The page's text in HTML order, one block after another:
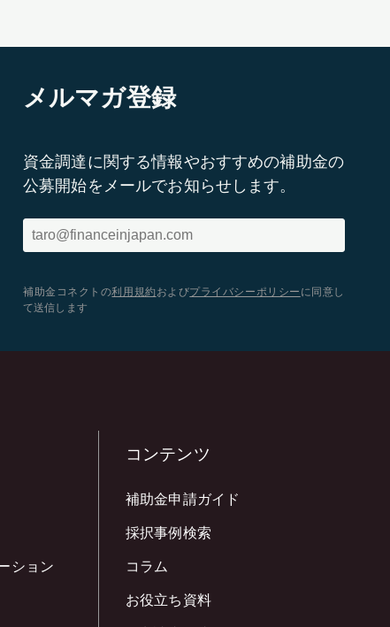
メルマガ登録
資金調達に関する情報やおすすめの補助金の
公募開始をメールでお知らせします。
補助金コネクトの利用規約 およびプライバシーポリシー に同意し
て送信します
ション
コンテンツ
補助金申請ガイド
採択事例検索
コラム
お役立ち資料